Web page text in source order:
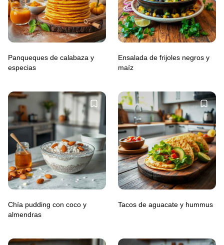
Panqueques de calabaza y
especias
Ensalada de frijoles negros y
maíz
Chía pudding con coco y
almendras
Tacos de aguacate y hummus